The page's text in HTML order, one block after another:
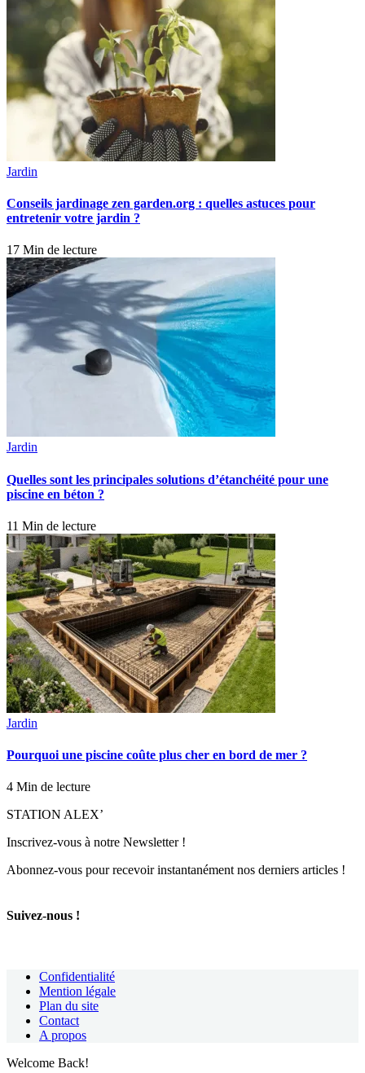
Jardin
Conseils jardinage zen garden.org : quelles astuces pour
entretenir votre jardin ?
17 Min de lecture
Jardin
Quelles sont les principales solutions d’étanchéité pour une
piscine en béton ?
11 Min de lecture
Jardin
Pourquoi une piscine coûte plus cher en bord de mer ?
4 Min de lecture
STATION ALEX’
Inscrivez-vous à notre Newsletter !
Abonnez-vous pour recevoir instantanément nos derniers articles !
Suivez-nous !
Confidentialité
Mention légale
Plan du site
Contact
A propos
Welcome Back!